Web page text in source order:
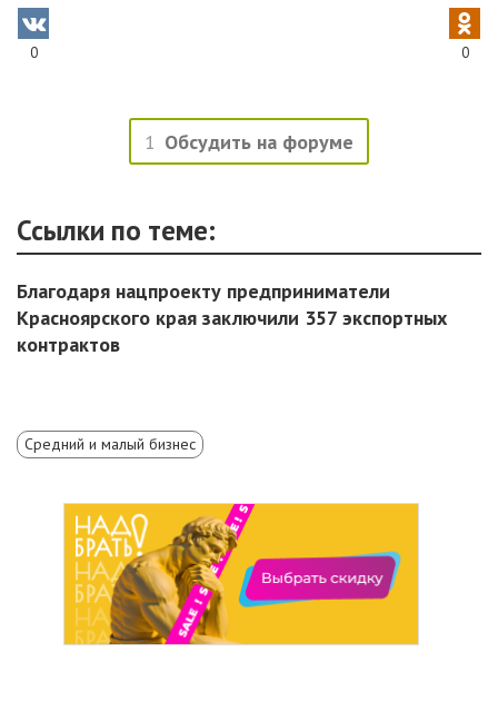
0 0
1 Обсудить на форуме
Ссылки по теме:
Благодаря нацпроекту предприниматели
Красноярского края заключили 357 экспортных
контрактов
Средний и малый бизнес